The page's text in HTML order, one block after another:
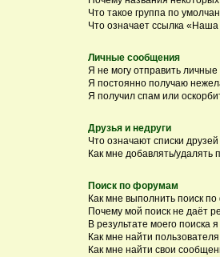
Что такое группа по
Что означает ссылка
Личные сообщения
Я не могу отправить
Я постоянно получаю
Я получил спам или
Друзья и недруги
Что означают списки
Как мне добавлять/удалять
Поиск по форумам
Как мне выполнить поиск
Почему мой поиск не даёт
В результате моего поиска
Как мне найти
Как мне найти свои